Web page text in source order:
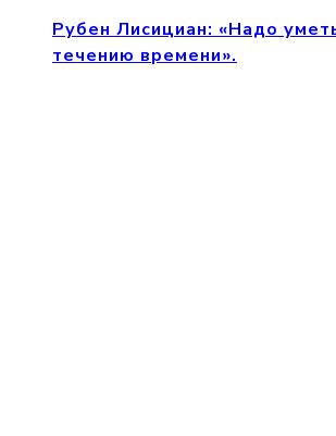
Рубен Лисициан: «Надо
течению времени».